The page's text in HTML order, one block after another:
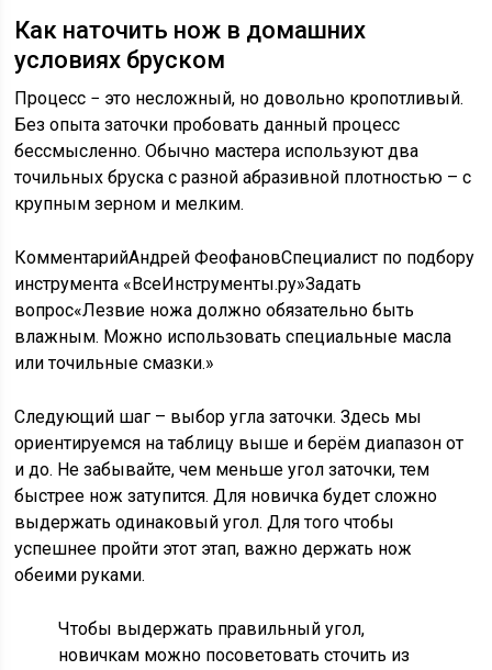
Как наточить нож в домашних
условиях бруском
Процесс − это несложный, но довольно кропотливый.
Без опыта заточки пробовать данный процесс
бессмысленно. Обычно мастера используют два
точильных бруска с разной абразивной плотностью – с
крупным зерном и мелким.
КомментарийАндрей ФеофановСпециалист по подбору
инструмента «ВсеИнструменты.ру»Задать
вопрос«Лезвие ножа должно обязательно быть
влажным. Можно использовать специальные масла
или точильные смазки.»
Следующий шаг – выбор угла заточки. Здесь мы
ориентируемся на таблицу выше и берём диапазон от
и до. Не забывайте, чем меньше угол заточки, тем
быстрее нож затупится. Для новичка будет сложно
выдержать одинаковый угол. Для того чтобы
успешнее пройти этот этап, важно держать нож
обеими руками.
Чтобы выдержать правильный угол,
новичкам можно посоветовать сточить из